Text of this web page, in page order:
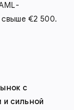
свыше €2 500.
с
и сильной